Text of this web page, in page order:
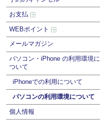
お支払
WEBポイント
メールマガジン
パソコン・iPhone の利用環境に
ついて
iPhoneでの利用について
パソコンの利用環境について
個人情報